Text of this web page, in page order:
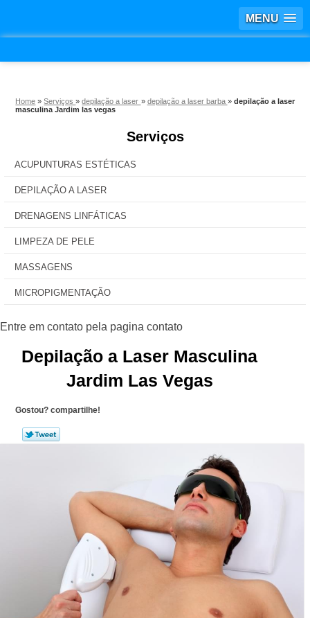
MENU
Home »Serviços»depilação a laser » depilação a laser barba » depilação a laser
masculina Jardim las vegas
Serviços
ACUPUNTURAS ESTÉTICAS
DEPILAÇÃO A LASER
DRENAGENS LINFÁTICAS
LIMPEZA DE PELE
MASSAGENS
MICROPIGMENTAÇÃO
Depilação a Laser Masculina
Jardim Las Vegas
Gostou? compartilhe!